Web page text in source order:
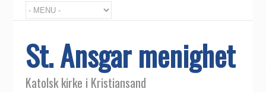
St. Ansgar menighet
Katolsk kirke i Kristiansand